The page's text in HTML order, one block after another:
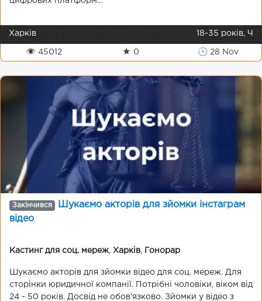
Харків 18-35 років, Ч
👁 45012 ★ 0 🕒 28 Nov
Закінчився
Шукаємо акторів для зйомки інстаграм
відео
Кастинг для соц. мереж Харків Гонорар
Шукаємо акторів для зйомки відео для соц. мереж. Для
сторінки юридичної компанії. Потрібні чоловіки, віком від
24 - 50 років. Досвід не обов'язково. Зйомки у відео з